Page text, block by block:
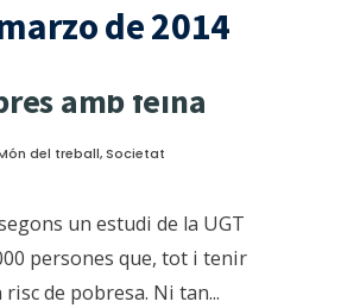
de 2014
amb feina
del treball,Societat
un estudi de la UGT
persones que, tot i tenir
de pobresa. Ni tan...